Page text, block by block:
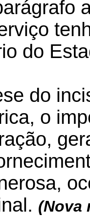
do
do
o
(Nova